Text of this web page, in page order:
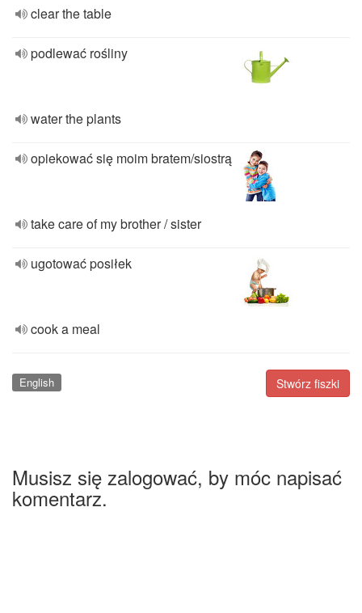
clear the table
podlewać rośliny
water the plants
opiekować się moim bratem/siostrą
take care of my brother / sister
ugotować posiłek
cook a meal
Stwórz fiszki
English
Musisz się zalogować, by móc napisać
komentarz.